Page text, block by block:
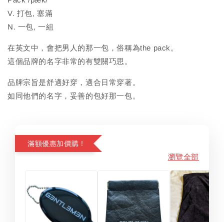
V. 打包, 塞滿
N. 一包, 一組
在英文中，會把男人的那一包，俗稱為the pack。
這個品牌的名字非常的有雙關巧思。
品牌宗旨是舒適好穿，適合日常穿著。
如同他們的名字，妥善的包好那一包。
滿額優惠加價購！
瀏覽全部